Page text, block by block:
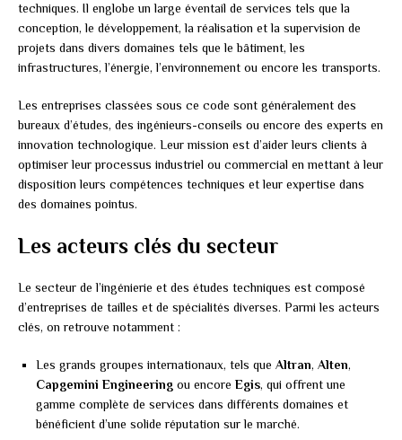
techniques. Il englobe un large éventail de services tels que la
conception, le développement, la réalisation et la supervision de
projets dans divers domaines tels que le bâtiment, les
infrastructures, l’énergie, l’environnement ou encore les transports.
Les entreprises classées sous ce code sont généralement des
bureaux d’études, des ingénieurs-conseils ou encore des experts en
innovation technologique. Leur mission est d’aider leurs clients à
optimiser leur processus industriel ou commercial en mettant à leur
disposition leurs compétences techniques et leur expertise dans
des domaines pointus.
Les acteurs clés du secteur
Le secteur de l’ingénierie et des études techniques est composé
d’entreprises de tailles et de spécialités diverses. Parmi les acteurs
clés, on retrouve notamment :
Les grands groupes internationaux, tels que Altran, Alten,
Capgemini Engineering ou encore Egis, qui offrent une
gamme complète de services dans différents domaines et
bénéficient d’une solide réputation sur le marché.